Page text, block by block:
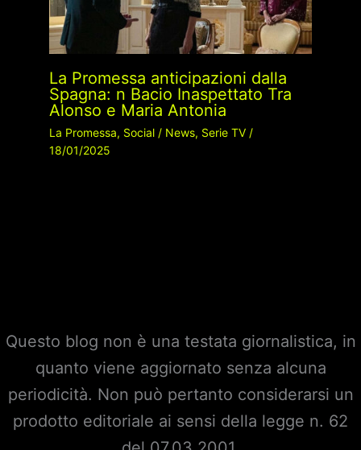
La Promessa anticipazioni dalla
Spagna: n Bacio Inaspettato Tra
Alonso e Maria Antonia
La Promessa, Social/ News, Serie TV/
18/01/2025
Questo blog non è una testata giornalistica, in
quanto viene aggiornato senza alcuna
periodicità. Non può pertanto considerarsi un
prodotto editoriale ai sensi della legge n. 62